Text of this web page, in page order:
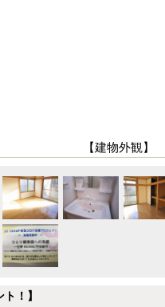
【建物外観】
！】